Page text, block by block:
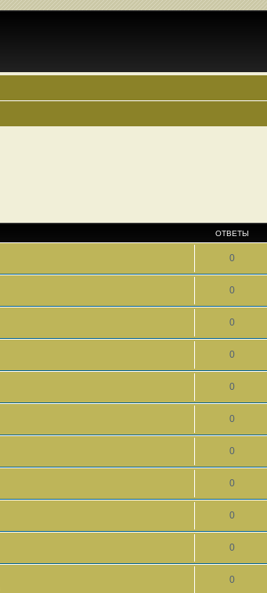
ОТВЕТЫ
0
0
0
0
0
0
0
0
0
0
0